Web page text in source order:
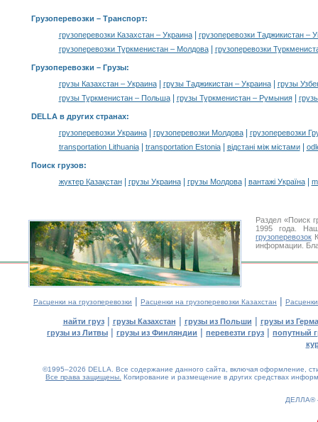
Грузоперевозки – Транспорт:
грузоперевозки Казахстан – Украина|
грузоперевозки Таджикистан –
грузоперевозки Туркменистан – Молдова| грузоперевозки
Грузоперевозки – Грузы:
грузы Казахстан – Украина| грузы Таджикистан – Украина|
грузы
грузы Туркменистан – Польша| грузы Туркменистан – Румыния|
DELLA в других странах:
грузоперевозки Украина| грузоперевозки Молдова|
грузоперевозки
transportation Lithuania| transportation Estonia| відстані між містами|
Поиск грузов:
жүктер Қазақстан| грузы Украина| грузы Молдова| вантажі Україна|
Раздел «Поиск
1995 года.
грузоперевозок
информации.
Расценки на грузоперевозки | Расценки на грузоперевозки Казахстан |
найти груз| грузы Казахстан | грузы из Польши | грузы из
грузы из Литвы | грузы из Финляндии | перевезти груз | попутный
©1995–2026 DELLA. Все содержание данного сайта, включая оформление,
Все права защищены. Копирование и размещение в других средствах